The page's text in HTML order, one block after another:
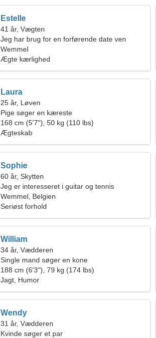
Estelle
41 år, Vægten
Jeg har brug for en forførende date ven
Wemmel
Ægte kærlighed
Laura
25 år, Løven
Pige søger en kæreste
168 cm (5'7"), 50 kg (110 lbs)
Ægteskab
Sophie
60 år, Skytten
Jeg er interesseret i guitar og tennis
Wemmel, Belgien
Seriøst forhold
William
34 år, Vædderen
Single mand søger en kone
188 cm (6'3"), 79 kg (174 lbs)
Jagt, Humor
Wendy
31 år, Vædderen
Kvinde søger et par